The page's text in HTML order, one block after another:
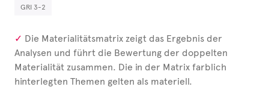
GRI 3-2
Die Materialitätsmatrix zeigt das Ergebnis der
Analysen und führt die Bewertung der doppelten
Materialität zusammen. Die in der Matrix farblich
hinterlegten Themen gelten als materiell.